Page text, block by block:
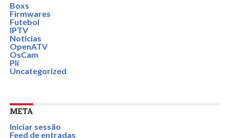
Boxs
Firmwares
Futebol
IPTV
Noticias
OpenATV
OsCam
Pli
Uncategorized
META
Iniciar sessão
Feed de entradas